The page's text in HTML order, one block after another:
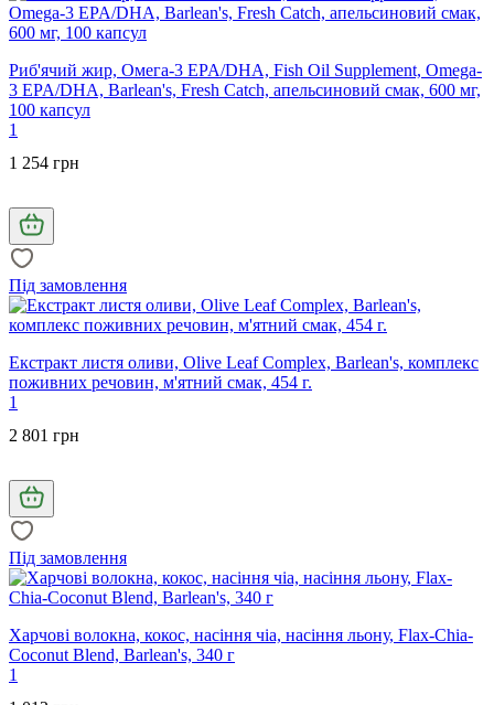
Риб'ячий жир, Омега-3 EPA/DHA, Fish Oil Supplement, Omega-
3 EPA/DHA, Barlean's, Fresh Catch, апельсиновий смак, 600 мг,
100 капсул
1
1 254 грн
Під замовлення
Екстракт листя оливи, Olive Leaf Complex, Barlean's, комплекс
поживних речовин, м'ятний смак, 454 г.
1
2 801 грн
Під замовлення
Харчові волокна, кокос, насіння чіа, насіння льону, Flax-Chia-
Coconut Blend, Barlean's, 340 г
1